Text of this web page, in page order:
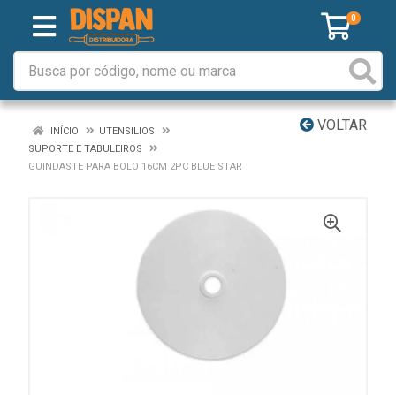
0
VOLTAR
INÍCIO
UTENSILIOS
SUPORTE E TABULEIROS
GUINDASTE PARA BOLO 16CM 2PC BLUE STAR